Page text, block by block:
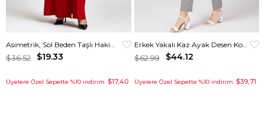
$19.33
$36.52
Üyelere Özel Sepette %10 indirim $17,40
Erkek Yakalı Kaz Ayak Desen Kombinli Pantolon Ceket Takım Siyah
$44.12
$62.99
Üyelere Özel Sepette %10 indirim $39,71